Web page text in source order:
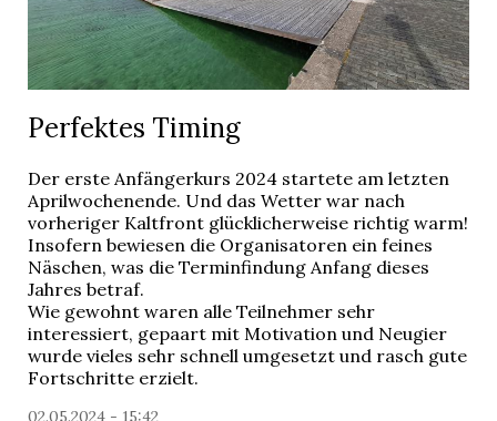
Perfektes Timing
Der erste Anfängerkurs 2024 startete am letzten
Aprilwochenende. Und das Wetter war nach
vorheriger Kaltfront glücklicherweise richtig warm!
Insofern bewiesen die Organisatoren ein feines
Näschen, was die Terminfindung Anfang dieses
Jahres betraf.
Wie gewohnt waren alle Teilnehmer sehr
interessiert, gepaart mit Motivation und Neugier
wurde vieles sehr schnell umgesetzt und rasch gute
Fortschritte erzielt.
02.05.2024 - 15:42